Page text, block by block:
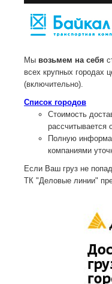
Мы возьмем на себя
всех крупных городах
(включительно).
Список городов
Стоимость
рассчитывается
Полную
компаниями
Если Ваш груз не
ТК "Деловые линии"